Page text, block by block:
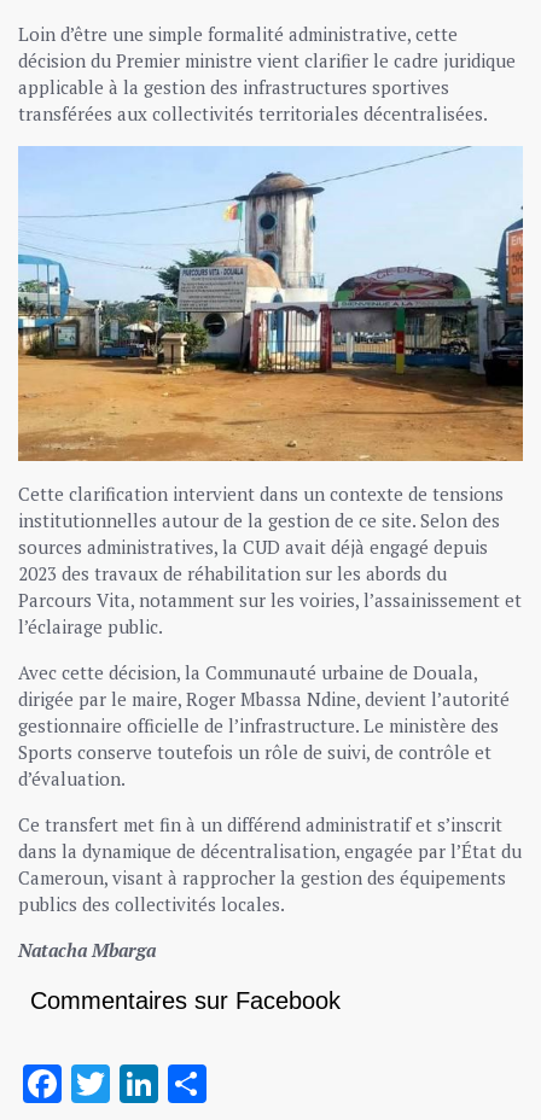
Loin d’être une simple formalité administrative, cette
décision du Premier ministre vient clarifier le cadre juridique
applicable à la gestion des infrastructures sportives
transférées aux collectivités territoriales décentralisées.
Cette clarification intervient dans un contexte de tensions
institutionnelles autour de la gestion de ce site. Selon des
sources administratives, la CUD avait déjà engagé depuis
2023 des travaux de réhabilitation sur les abords du
Parcours Vita, notamment sur les voiries, l’assainissement et
l’éclairage public.
Avec cette décision, la Communauté urbaine de Douala,
dirigée par le maire, Roger Mbassa Ndine, devient l’autorité
gestionnaire officielle de l’infrastructure. Le ministère des
Sports conserve toutefois un rôle de suivi, de contrôle et
d’évaluation.
Ce transfert met fin à un différend administratif et s’inscrit
dans la dynamique de décentralisation, engagée par l’État du
Cameroun, visant à rapprocher la gestion des équipements
publics des collectivités locales.
Natacha Mbarga
Commentaires sur Facebook
Facebook
TwitterLinkedIn